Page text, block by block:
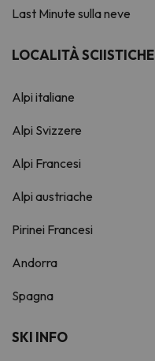
Last Minute sulla neve
LOCALITÀ SCIISTICHE
Alpi italiane
Alpi Svizzere
Alpi Francesi
Alpi austriache
Pirinei Francesi
Andorra
Spagna
SKI INFO